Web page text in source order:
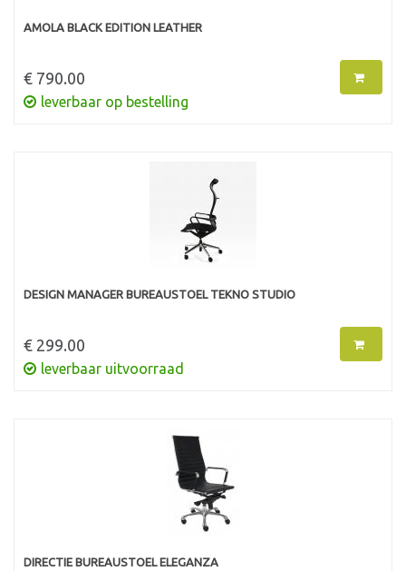
AMOLA BLACK EDITION LEATHER
€ 790.00
leverbaar op bestelling
DESIGN MANAGER BUREAUSTOEL TEKNO STUDIO
€ 299.00
leverbaar uitvoorraad
DIRECTIE BUREAUSTOEL ELEGANZA